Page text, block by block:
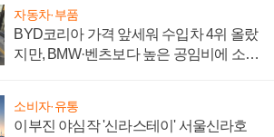
자동차·부품
BYD코리아 가격 앞세워 수입차 4위 올랐
지만, BMW·벤츠보다 높은 공임비에 소비
소비자·유통
이부진 야심작 '신라스테이' 서울신라호